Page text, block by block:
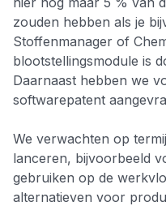
zouden hebben als je
Stoffenmanager of
blootstellingsmodule is
Daarnaast hebben we
softwarepatent
We verwachten op
lanceren, bijvoorbeeld
gebruiken op de
alternatieven voor